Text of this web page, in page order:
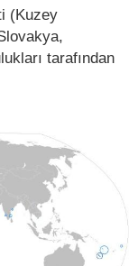
(Kuzey
tarafından